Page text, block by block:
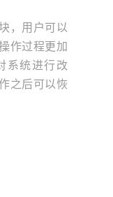
，用户可以
作过程更加
系统进行改
之后可以恢